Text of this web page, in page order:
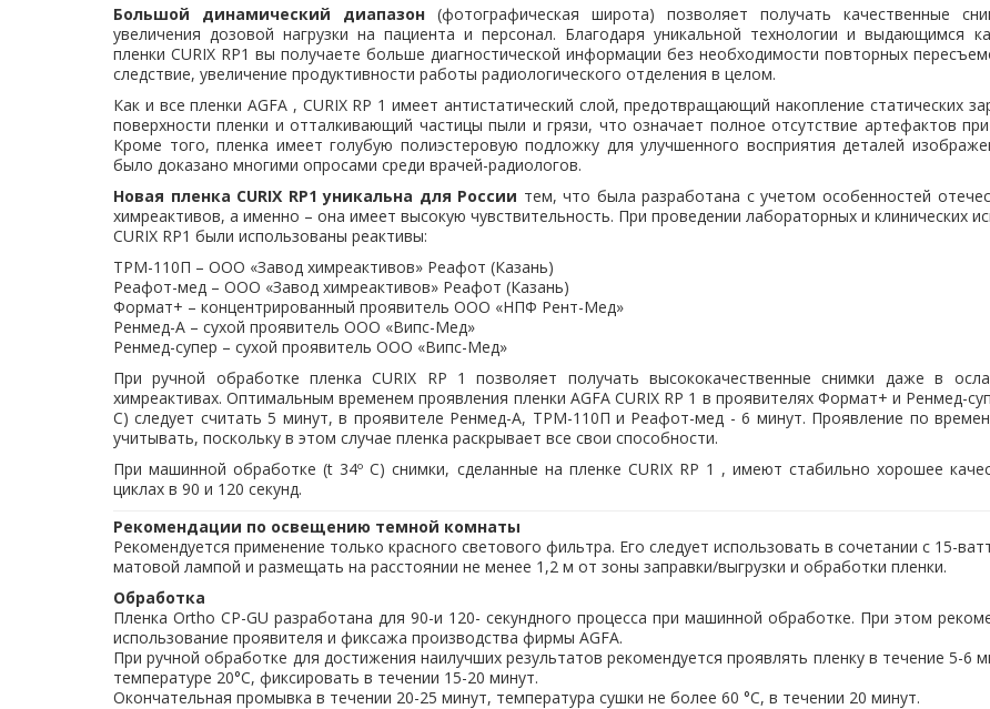
Большой динамический диапазон(фотографическая широта) позволяет получать качественные
увеличения дозовой нагрузки на пациента и персонал. Благодаря уникальной технологии и выдающимся
пленки CURIX RP1 вы получаете больше диагностической информации без необходимости повторных
следствие, увеличение продуктивности работы радиологического отделения в целом.
Как и все пленки AGFA , CURIX RP 1 имеет антистатический слой, предотвращающий накопление статических
поверхности пленки и отталкивающий частицы пыли и грязи, что означает полное отсутствие артефактов
Кроме того, пленка имеет голубую полиэстеровую подложку для улучшенного восприятия деталей
было доказано многими опросами среди врачей-радиологов.
Новая пленка CURIX RP1 уникальна для России тем, что была разработана с учетом особенностей
химреактивов, а именно – она имеет высокую чувствительность. При проведении лабораторных и клинических
CURIX RP1 были использованы реактивы:
ТРМ-110П – ООО «Завод химреактивов» Реафот (Казань)
Реафот-мед – ООО «Завод химреактивов» Реафот (Казань)
Формат+ – концентрированный проявитель ООО «НПФ Рент-Мед»
Ренмед-А – сухой проявитель ООО «Випс-Мед»
Ренмед-супер – сухой проявитель ООО «Випс-Мед»
При ручной обработке пленка CURIX RP 1 позволяет получать высококачественные снимки даже в
химреактивах. Оптимальным временем проявления пленки AGFA CURIX RP 1 в проявителях Формат+ и Ренмед-
С) следует считать 5 минут, в проявителе Ренмед-А, ТРМ-110П и Реафот-мед - 6 минут. Проявление по
учитывать, поскольку в этом случае пленка раскрывает все свои способности.
При машинной обработке (t 34º С) снимки, сделанные на пленке CURIX RP 1 , имеют стабильно хорошее
циклах в 90 и 120 секунд.
Рекомендации по освещению темной комнаты
Рекомендуется применение только красного светового фильтра. Его следует использовать в сочетании с 15-
матовой лампой и размещать на расстоянии не менее 1,2 м от зоны заправки/выгрузки и обработки пленки.
Обработка
Пленка Ortho CP-GU разработана для 90-и 120- секундного процесса при машинной обработке. При этом
использование проявителя и фиксажа производства фирмы AGFA.
При ручной обработке для достижения наилучших результатов рекомендуется проявлять пленку в течение 5-6
температуре 20°С, фиксировать в течении 15-20 минут.
Окончательная промывка в течении 20-25 минут, температура сушки не более 60 °С, в течении 20 минут.